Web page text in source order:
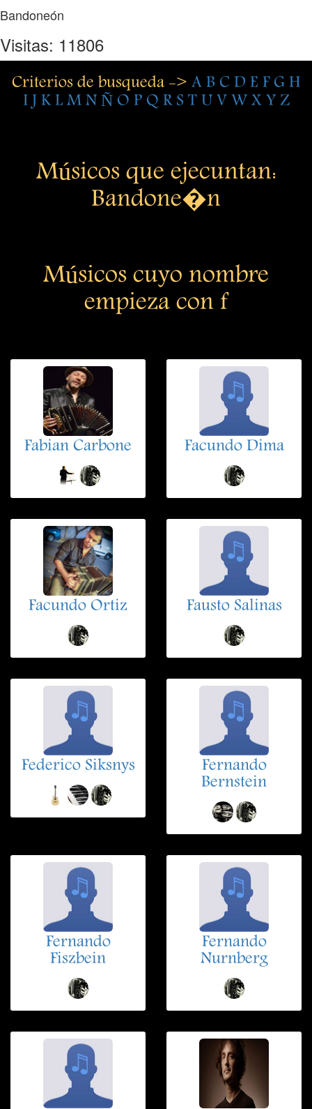
Bandoneón
Visitas: 11806
Criterios de busqueda -> A B C D E F G H
I J K L M N Ñ O P Q R S T U V W X Y Z
Músicos que ejecuntan:
Bandone�n
Músicos cuyo nombre
empieza con f
Fabian Carbone Facundo Dima
Facundo Ortiz Fausto Salinas
Federico Siksnys
Fernando
Bernstein
Fernando
Fiszbein
Fernando
Nurnberg